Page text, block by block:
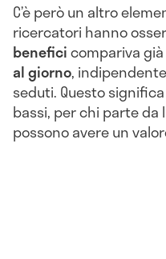
C’è però un altro
ricercatori hanno
beneficicompariva
al giorno,
seduti. Questo
bassi, per chi parte
possono avere un